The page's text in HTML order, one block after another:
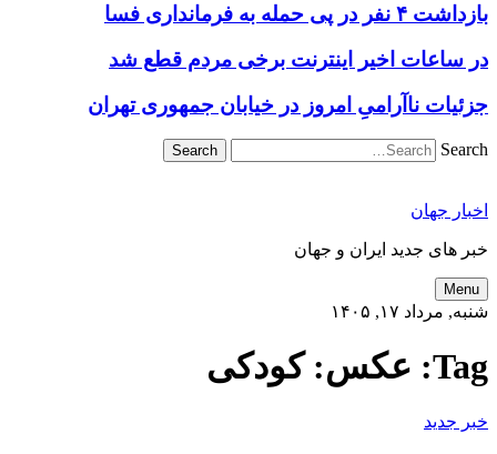
بازداشت ۴ نفر در پی حمله به فرمانداری فسا
در ساعات اخیر اینترنت برخی مردم قطع شد
جزئیات ناآرامیِ امروز در خیابان جمهوری تهران
Search
اخبار جهان
خبر های جدید ایران و جهان
Menu
شنبه, مرداد ۱۷, ۱۴۰۵
Tag: عکس: کودکی
خبر جدید